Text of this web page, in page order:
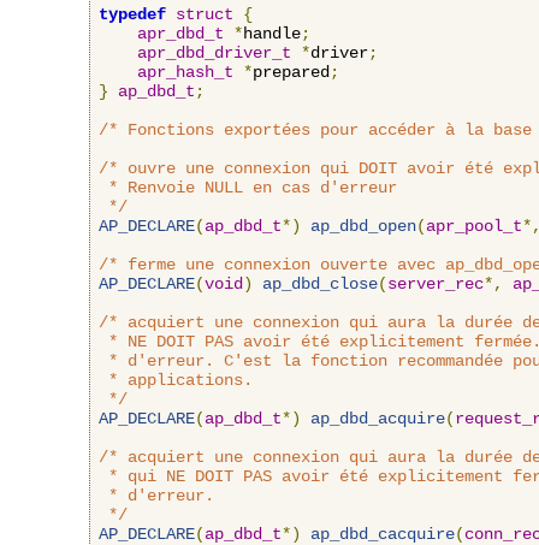
typedef struct
{
apr_dbd_t
*handle;
apr_dbd_driver_t
*driver;
apr_hash_t
*prepared ;
}
ap_dbd_t ;
/* Fonctions exportées pour accéder à la base
/* ouvre une connexion qui DOIT avoir été
* Renvoie NULL en cas d'erreur
*/
AP_DECLARE(ap_dbd_t*) ap_dbd_open(apr_pool_t
/* ferme une connexion ouverte avec
AP_DECLARE(void ) ap_dbd_close(server_rec*,
/* acquiert une connexion qui aura la durée
* NE DOIT PAS avoir été explicitement
* d'erreur. C'est la fonction recommandée
* applications.
*/
AP_DECLARE(ap_dbd_t*) ap_dbd_acquire(
/* acquiert une connexion qui aura la durée
* qui NE DOIT PAS avoir été explicitement
* d'erreur.
*/
AP_DECLARE(ap_dbd_t*) ap_dbd_cacquire(